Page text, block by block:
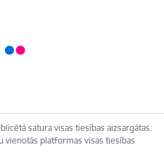
satura visas tiesības aizsargātas.
vienotās platformas visas tiesības